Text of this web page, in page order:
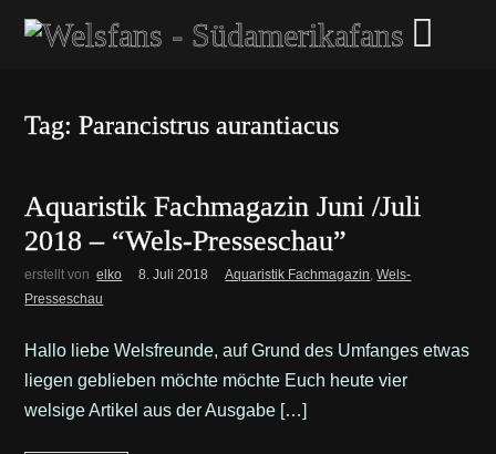
Tag: Parancistrus aurantiacus
Aquaristik Fachmagazin Juni /Juli
2018 – “Wels-Presseschau”
erstellt von elko 8. Juli 2018 Aquaristik Fachmagazin,Wels-
Presseschau
Hallo liebe Welsfreunde, auf Grund des Umfanges etwas
liegen geblieben möchte möchte Euch heute vier
welsige Artikel aus der Ausgabe […]